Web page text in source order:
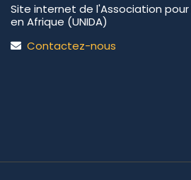
Site internet de l'Association
en Afrique (UNIDA)
Contactez-nous